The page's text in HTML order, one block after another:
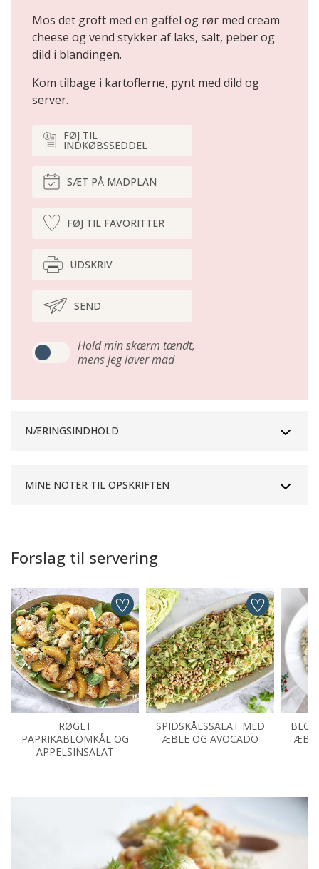
Mos det groft med en gaffel og rør med cream
cheese og vend stykker af laks, salt, peber og
dild i blandingen.
Kom tilbage i kartoflerne, pynt med dild og
server.
FØJ TIL
INDKØBSSEDDEL
SÆT PÅ MADPLAN
FØJ TIL FAVORITTER
UDSKRIV
SEND
Hold min skærm tændt,
mens jeg laver mad
NÆRINGSINDHOLD
MINE NOTER TIL OPSKRIFTEN
Forslag til servering
RØGET
PAPRIKABLOMKÅL OG
APPELSINSALAT
SPIDSKÅLSSALAT MED
ÆBLE OG AVOCADO